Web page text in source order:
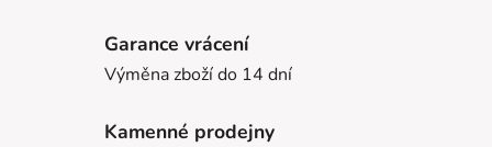
Garance vrácení
Výměna zboží do 14 dní
Kamenné prodejny